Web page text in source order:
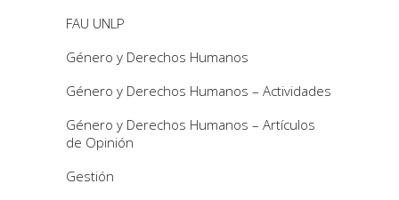
FAU UNLP
Género y Derechos Humanos
Género y Derechos Humanos – Actividades
Género y Derechos Humanos – Artículos
de Opinión
Gestión